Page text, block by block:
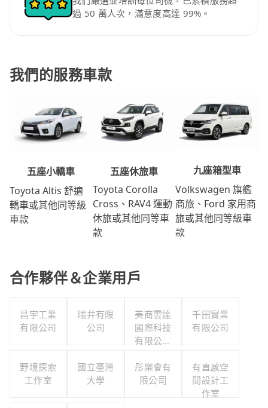
過 50 萬人次，滿意度高達 99%。
我們的服務車款
五座小轎車
Toyota Altis 舒適
轎車或其他同等級
車款
五座休旅車
Toyota Corolla
Cross、RAV4 運動
休旅或其他同等車
款
九座箱型車
Volkswagen 旗艦
商旅、Ford 家用商
旅或其他同等級車
款
合作夥伴＆企業用戶
昌宇工業
有限公司
瑞井有限
公司
美商雲達
國際科技
有限公司
司
千田實業
有限公司
野境探索
工作室
國立臺灣
大學
彤樂會有
限公司
有直感空
間設計工
作室